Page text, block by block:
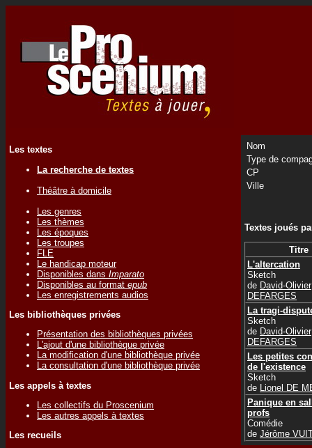
Les textes
La recherche de textes
Théâtre à domicile
Les genres
Les thèmes
Les époques
Les troupes
FLE
Le handicap moteur
Disponibles dans Imparato
Disponibles au format epub
Les enregistrements audios
Les bibliothèques privées
Présentation des bibliothèques privées
L'ajout d'une bibliothèque privée
La modification d'une bibliothèque privée
La consultation d'une bibliothèque privée
Les appels à textes
Les collectifs du Proscenium
Les autres appels à textes
Les recueils
Nom
Type de
CP
Ville
Textes joués
Titre
L'altercation
Sketch
de David-Olivier
DEFARGES
La tragi-
Sketch
de David-Olivier
DEFARGES
Les petites
de l'existence
Sketch
de
Lionel DE
Panique en
profs
Comédie
de Jérôme